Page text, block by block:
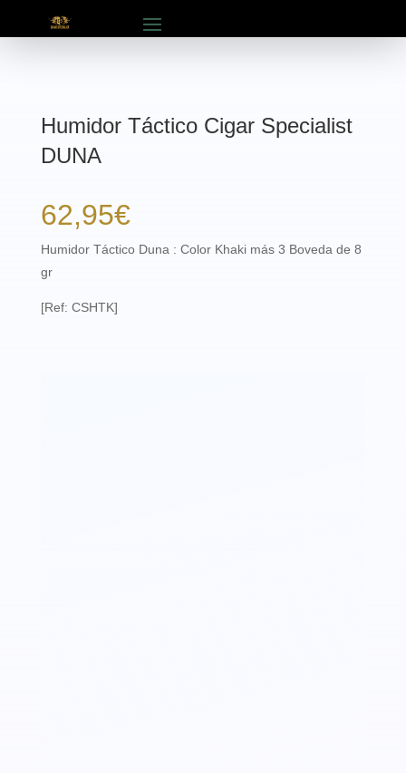
Humidor Táctico Cigar Specialist
DUNA
62,95€
Humidor Táctico Duna : Color Khaki más 3 Boveda de 8
gr
[Ref: CSHTK]